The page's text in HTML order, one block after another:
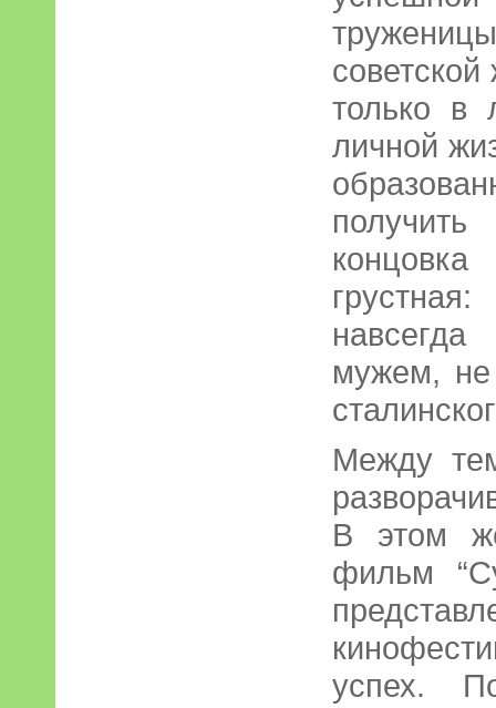
только в
личной
мужем,
Между
В этом
фильм
успех.